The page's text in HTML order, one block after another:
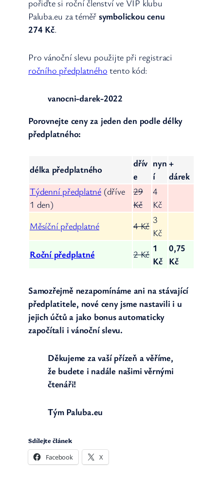
pořiďte si roční členství ve VIP klubu
Paluba.eu za téměř symbolickou cenu
274 Kč.
Pro vánoční slevu použijte při registraci
ročního předplatného tento kód:
vanocni-darek-2022
Porovnejte ceny za jeden den podle délky
předplatného:
délka předplatného
dřív
e
nyn
í
+
dárek
Týdenní předplatné (dříve
1 den)
29
Kč
4
Kč
Měsíční předplatné
4 Kč
3
Kč
Roční předplatné
2 Kč
1
Kč
0,75
Kč
Samozřejmě nezapomínáme ani na stávající
předplatitele, nové ceny jsme nastavili i u
jejich účtů a jako bonus automaticky
započítali i vánoční slevu.
Děkujeme za vaší přízeň a věříme,
že budete i nadále našimi věrnými
čtenáři!
Tým Paluba.eu
Sdílejte článek
Facebook X